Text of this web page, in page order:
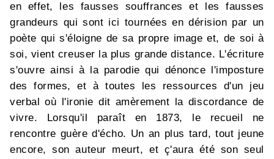
en effet, les fausses souffrances et les fausses
grandeurs qui sont ici tournées en dérision par un
poète qui s'éloigne de sa propre image et, de soi à
soi, vient creuser la plus grande distance. L'écriture
s'ouvre ainsi à la parodie qui dénonce l'imposture
des formes, et à toutes les ressources d'un jeu
verbal où l'ironie dit amèrement la discordance de
vivre. Lorsqu'il paraît en 1873, le recueil ne
rencontre guère d'écho. Un an plus tard, tout jeune
encore, son auteur meurt, et ç'aura été son seul